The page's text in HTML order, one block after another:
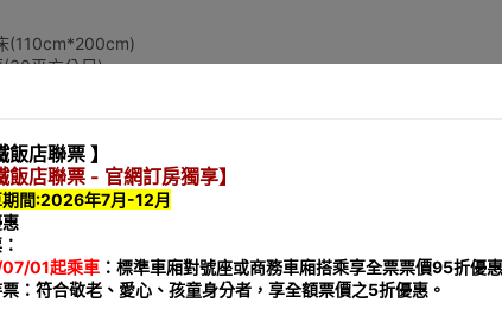
(110cm*200cm)
平方公尺)
地球，客房內僅提供毛巾、沐浴乳、洗髮乳，潤髮乳，身體乳、洗
品。因此，我們鼓勵客人自行攜帶備品，一同為環保永續盡一份心
飯店聯票 】
飯店聯票 - 官網訂房獨享】
期間:2026年7月-12月
01起乘車 ：標準車廂對號座或商務車廂搭乘享全票票價95折優
票：符合敬老、愛心、孩童身分者，享全額票價之5折優惠。